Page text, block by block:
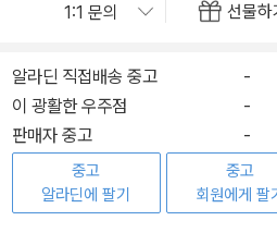
선물하
알라딘 직접배송 중고
-
이 광활한 우주점
-
판매자 중고
-
중고
알라딘에 팔기
중고
회원에게 팔